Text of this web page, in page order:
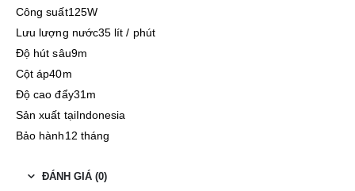
Công suất125W
Lưu lượng nước35 lít / phút
Độ hút sâu9m
Cột áp40m
Độ cao đẩy31m
Sản xuất tạiIndonesia
Bảo hành12 tháng
ĐÁNH GIÁ (0)